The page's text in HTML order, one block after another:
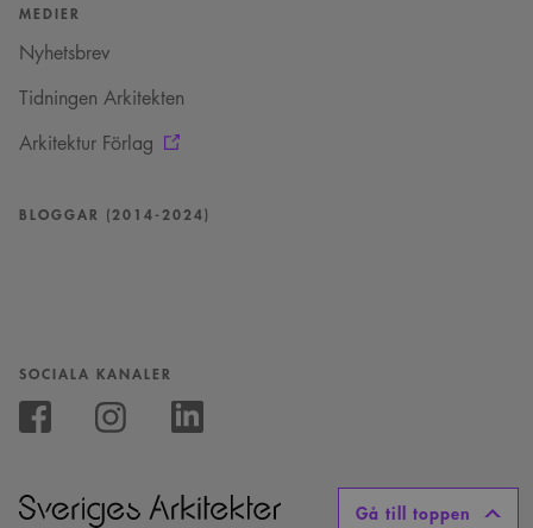
Gå till toppen
MEDIER
Nyhetsbrev
Tidningen Arkitekten
Arkitektur Förlag
BLOGGAR (2014-2024)
SOCIALA KANALER
Facebook
Följ
oss
Linkedin